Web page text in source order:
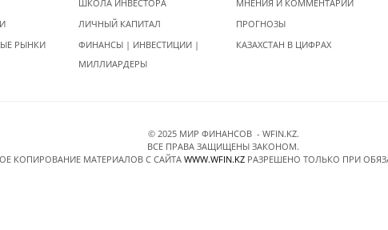
РЫНКИ
ШКОЛА ИНВЕСТОРА
ЛИЧНЫЙ КАПИТАЛ
ФИНАНСЫ | ИНВЕСТИЦИИ |
МИЛЛИАРДЕРЫ
МНЕНИЯ И КОММЕНТАРИИ
ПРОГНОЗЫ
КАЗАХСТАН В ЦИФРАХ
© 2025 МИР ФИНАНСОВ - WFIN.KZ.
ВСЕ ПРАВА ЗАЩИЩЕНЫ ЗАКОНОМ.
КОПИРОВАНИЕ МАТЕРИАЛОВ C САЙТА WWW.WFIN.KZ РАЗРЕШЕНО ТОЛЬКО ПРИ